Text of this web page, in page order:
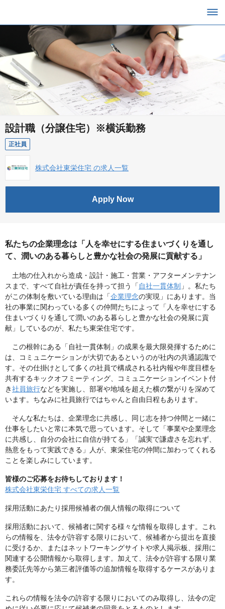
設計職（分譲住宅）※横浜勤務
正社員
株式会社東栄住宅 の求人一覧
Apply Now
私たちの企業理念は「人を幸せにする住まいづくりを通し
て、潤いのある暮らしと豊かな社会の発展に貢献する」
土地の仕入れから造成・設計・施工・営業・アフターメンテナン
スまで、すべて自社が責任を持って担う「 自社一貫体制 」。私たち
がこの体制を敷いている理由は「企業理念の実現」にあります。当
社の事業に関わっている多くの仲間たちによって「人を幸せにする
住まいづくりを通して潤いのある暮らしと豊かな社会の発展に貢
献」しているのが、私たち東栄住宅です。
この根幹にある「自社一貫体制」の成果を最大限発揮するために
は、コミュニケーションが大切であるというのが社内の共通認識で
す。その仕掛けとして多くの社員で構成される社内報や年度目標を
共有するキックオフミーティング、コミュニケーションイベント付
き社員旅行などを実施し、部署や地域を超えた横の繋がりを深めて
います。ちなみに社員旅行ではちゃんと自由日程もあります。
そんな私たちは、企業理念に共感し、同じ志を持つ仲間と一緒に
仕事をしたいと常に本気で思っています。そして「事業や企業理念
に共感し、自分の会社に自信が持てる」「誠実で謙虚さを忘れず、
熱意をもって実践できる」人が、東栄住宅の仲間に加わってくれる
ことを楽しみにしています。
皆様のご応募をお待ちしております！
株式会社東栄住宅 すべての求人一覧
採用活動にあたり採用候補者の個人情報の取得について
採用活動において、候補者に関する様々な情報を取得します。これ
らの情報を、法令が許容する限りにおいて、候補者から提出を直接
に受けるか、またはネットワーキングサイトや求人掲示板、採用に
関連する公開情報から取得します。加えて、法令が許容する限り業
務委託先等から第三者評価等の追加情報を取得するケースがありま
す。
これらの情報を法令の許容する限りにおいてのみ取得し、法令の定